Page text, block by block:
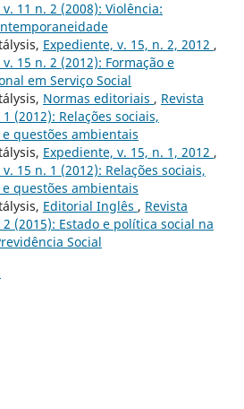
11 n. 2 (2008): Violência:
Expediente, v. 15, n. 2, 2012 ,
15 n. 2 (2012): Formação e
em Serviço Social
Normas editoriais , Revista
(2012): Relações sociais,
questões ambientais
Expediente, v. 15, n. 1, 2012 ,
15 n. 1 (2012): Relações sociais,
questões ambientais
Editorial Inglês , Revista
(2015): Estado e política social na
Social